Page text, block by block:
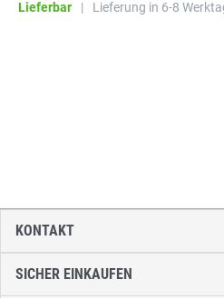
Lieferbar | Lieferung in 6-8
SICHER EINKAUFEN
KONTAKT